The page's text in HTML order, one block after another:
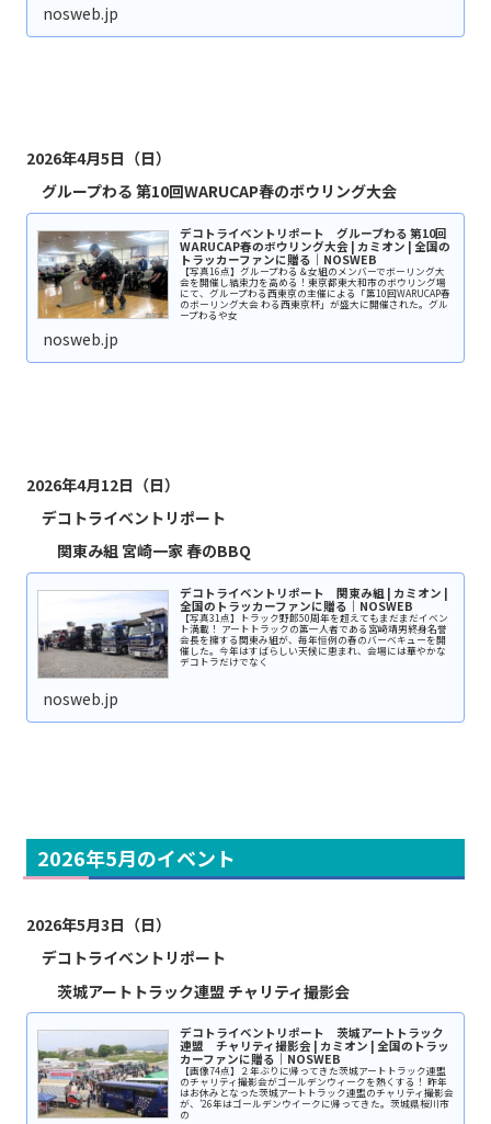
nosweb.jp
2026年4月5日（日）
グループわる 第10回WARUCAP春のボウリング大会
デコトライベントリポート グループわる 第10回
WARUCAP春のボウリング大会 | カミオン | 全国の
トラッカーファンに贈る｜NOSWEB
【写真16点】グループわる＆女組のメンバーでボーリング大
会を開催し結束力を高める！東京都東大和市のボウリング場
にて、グループわる西東京の主催による「第10回WARUCAP春
のボーリング大会 わる西東京杯」が盛大に開催された。グル
ープわるや女
nosweb.jp
2026年4月12日（日）
デコトライベントリポート
関東み組 宮崎一家 春のBBQ
デコトライベントリポート 関東み組 | カミオン |
全国のトラッカーファンに贈る｜NOSWEB
【写真31点】トラック野郎50周年を超えてもまだまだイベン
ト満載！ アートトラックの第一人者である宮﨑靖男終身名誉
会長を擁する関東み組が、毎年恒例の春のバーベキューを開
催した。今年はすばらしい天候に恵まれ、会場には華やかな
デコトラだけでなく
nosweb.jp
2026年5月のイベント
2026年5月3日（日）
デコトライベントリポート
茨城アートトラック連盟 チャリティ撮影会
デコトライベントリポート 茨城アートトラック
連盟 チャリティ撮影会 | カミオン | 全国のトラッ
カーファンに贈る｜NOSWEB
【画像74点】２年ぶりに帰ってきた茨城アートトラック連盟
のチャリティ撮影会がゴールデンウィークを熱くする！ 昨年
はお休みとなった茨城アートトラック連盟のチャリティ撮影会
が、’26年はゴールデンウイークに帰ってきた。茨城県桜川市
の